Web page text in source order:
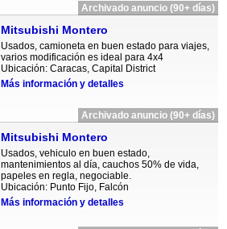
Archivado anuncio (90+ días)
Mitsubishi Montero
Usados, camioneta en buen estado para viajes,
varios modificación es ideal para 4x4
Ubicación: Caracas, Capital District
Más información y detalles
Archivado anuncio (90+ días)
Mitsubishi Montero
Usados, vehiculo en buen estado,
mantenimientos al día, cauchos 50% de vida,
papeles en regla, negociable.
Ubicación: Punto Fijo, Falcón
Más información y detalles